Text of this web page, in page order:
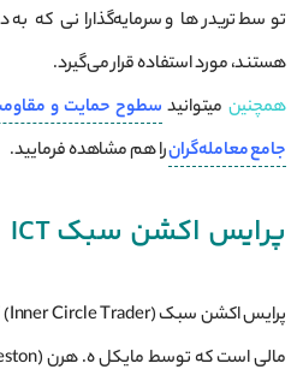
توسط تریدرها و سرمایه‌گذارانی که
هستند، مورد استفاده قرار می‌گیرد.
همچنین میتوانید سطوح حمایت و
جامع معامله‌گرانرا هم مشاهده فرمایید.
پرایس اکشن سبک ICT